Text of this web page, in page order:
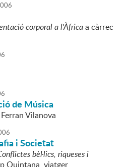
corporal a l'Àfricaa càrrec
de Música
Vilanova
i Societat
bèl·lics, riqueses i
Quintana, viatger